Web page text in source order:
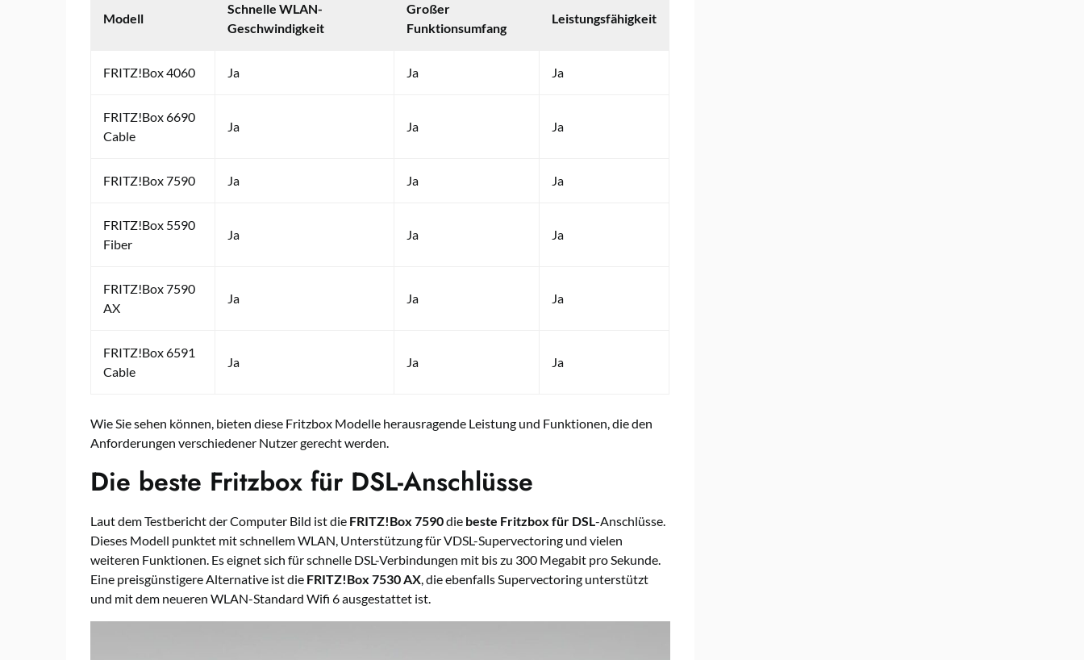
Modell
Schnelle WLAN-
Geschwindigkeit
Großer
Funktionsumfang
Leistungsfähigkeit
FRITZ!Box 4060 Ja Ja Ja
FRITZ!Box 6690
Cable
Ja Ja Ja
FRITZ!Box 7590 Ja Ja Ja
FRITZ!Box 5590
Fiber
Ja Ja Ja
FRITZ!Box 7590
AX
Ja Ja Ja
FRITZ!Box 6591
Cable
Ja Ja Ja
Wie Sie sehen können, bieten diese Fritzbox Modelle herausragende Leistung und Funktionen, die den
Anforderungen verschiedener Nutzer gerecht werden.
Die beste Fritzbox für DSL-Anschlüsse
Laut dem Testbericht der Computer Bild ist die FRITZ!Box 7590die beste Fritzbox für DSL-Anschlüsse.
Dieses Modell punktet mit schnellem WLAN, Unterstützung für VDSL-Supervectoring und vielen
weiteren Funktionen. Es eignet sich für schnelle DSL-Verbindungen mit bis zu 300 Megabit pro Sekunde.
Eine preisgünstigere Alternative ist die FRITZ!Box 7530 AX, die ebenfalls Supervectoring unterstützt
und mit dem neueren WLAN-Standard Wifi 6 ausgestattet ist.